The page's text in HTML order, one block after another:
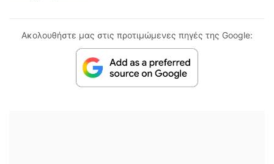
Ακολουθήστε μας στις προτιμώμενες πηγές της Google: